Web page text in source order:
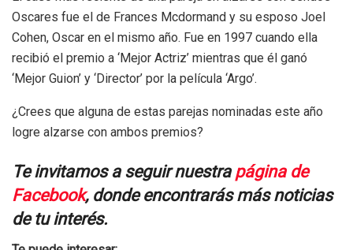
Oscares fue el de Frances Mcdormand y su esposo Joel
Cohen, Oscar en el mismo año. Fue en 1997 cuando ella
recibió el premio a ‘Mejor Actriz’ mientras que él ganó
‘Mejor Guion’ y ‘Director’ por la película ‘Argo’.
¿Crees que alguna de estas parejas nominadas este año
logre alzarse con ambos premios?
Te invitamos a seguir nuestra página de
Facebook, donde encontrarás más noticias
de tu interés.